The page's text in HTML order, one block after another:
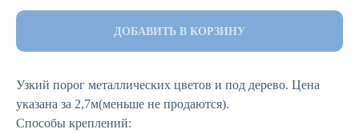
ДОБАВИТЬ В КОРЗИНУ
Узкий порог металлических цветов и под дерево. Цена
указана за 2,7м(меньше не продаются).
Способы креплений: